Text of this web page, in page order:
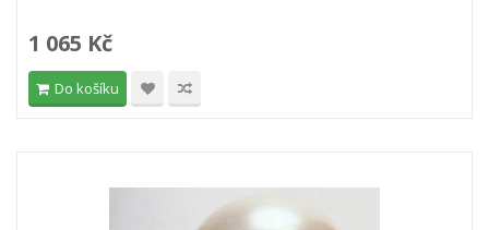
1 065 Kč
Do košíku